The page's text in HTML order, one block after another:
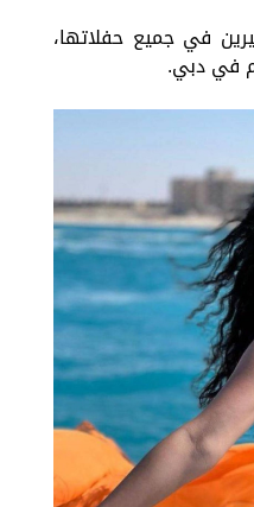
في جميع حفلاتها،
في دبي.